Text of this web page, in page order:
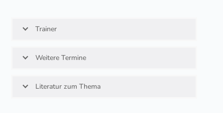
Trainer
Weitere Termine
Literatur zum Thema